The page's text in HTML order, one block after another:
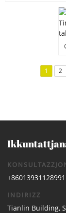
1
2
+86013931128991
INDIRIZZ
Tianlin Building,